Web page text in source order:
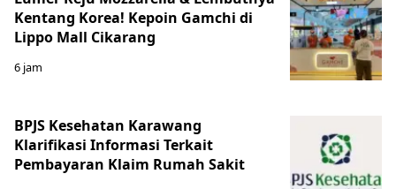
Kentang Korea! Kepoin Gamchi di
Lippo Mall Cikarang
6 jam
BPJS Kesehatan Karawang
Klarifikasi Informasi Terkait
Pembayaran Klaim Rumah Sakit